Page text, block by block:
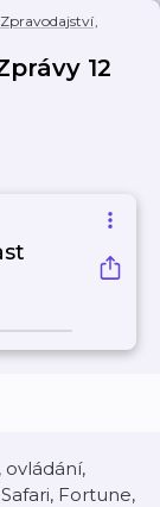
Zpravodajství,
12
ovládání,
Fortune,